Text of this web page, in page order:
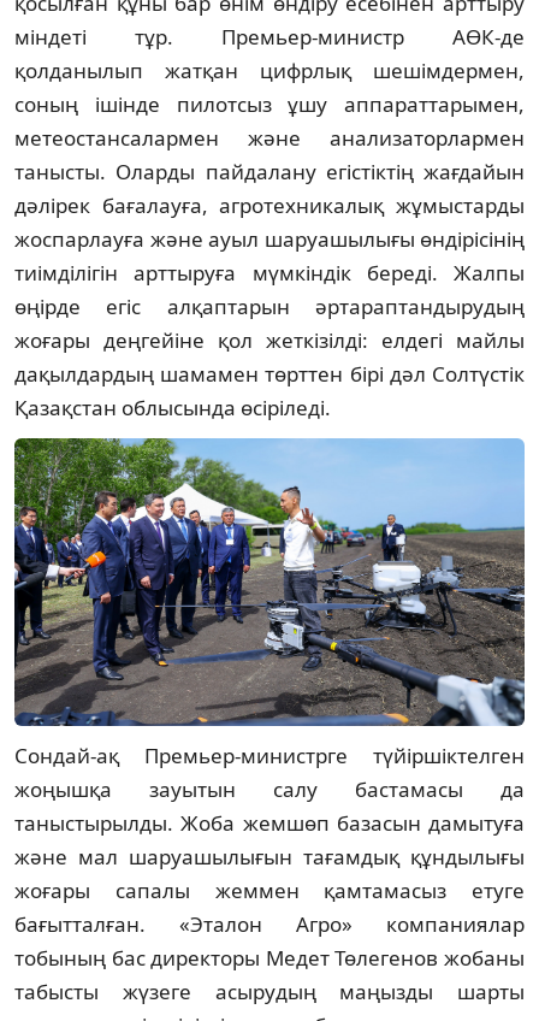
міндеті тұр. Премьер-министр АӨК-де
қолданылып жатқан цифрлық шешімдермен,
соның ішінде пилотсыз ұшу аппараттарымен,
метеостансалармен және анализаторлармен
танысты. Оларды пайдалану егістіктің жағдайын
дәлірек бағалауға, агротехникалық жұмыстарды
жоспарлауға және ауыл шаруашылығы өндірісінің
тиімділігін арттыруға мүмкіндік береді. Жалпы
өңірде егіс алқаптарын әртараптандырудың
жоғары деңгейіне қол жеткізілді: елдегі майлы
дақылдардың шамамен төрттен бірі дәл Солтүстік
Қазақстан облысында өсіріледі.
Сондай-ақ Премьер-министрге түйіршіктелген
жоңышқа зауытын салу бастамасы да
таныстырылды. Жоба жемшөп базасын дамытуға
және мал шаруашылығын тағамдық құндылығы
жоғары сапалы жеммен қамтамасыз етуге
бағытталған. «Эталон Агро» компаниялар
тобының бас директоры Медет Төлегенов жобаны
табысты жүзеге асырудың маңызды шарты